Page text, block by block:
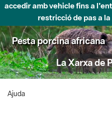
accedir amb vehicle fins a
restricció de pas a
Pesta porcina africana
La Xarxa de
Ajuda